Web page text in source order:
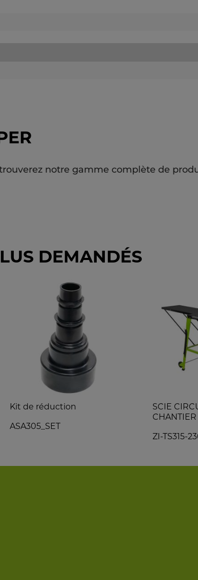
notre gamme complète de
DEMANDÉS
Kit de réduction
ASA305_SET
SCIE
CHANTIER
ZI-TS315-